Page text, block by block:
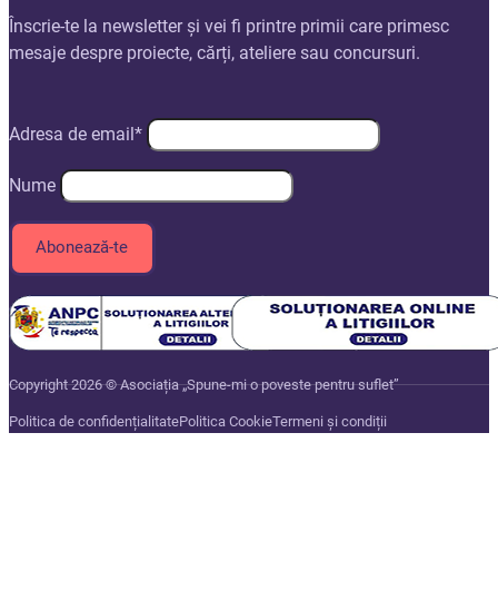
Înscrie-te la newsletter și vei fi printre primii care primesc
mesaje despre proiecte, cărți, ateliere sau concursuri.
Adresa de email*
Nume
Copyright 2026 © Asociația „Spune-mi o poveste pentru suflet”
Politica de confidențialitatePolitica CookieTermeni și condiții